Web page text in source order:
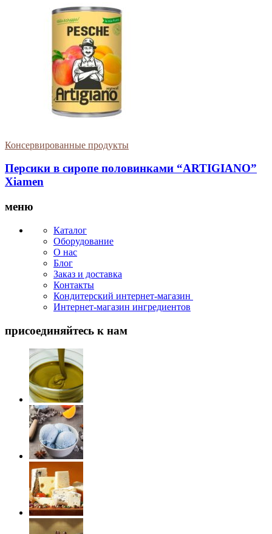
Консервированные продукты
Персики в сиропе половинками “ARTIGIANO”
Xiamen
меню
Каталог
Оборудование
О нас
Блог
Заказ и доставка
Контакты
Кондитерский интернет-магазин
Интернет-магазин ингредиентов
присоединяйтесь к нам